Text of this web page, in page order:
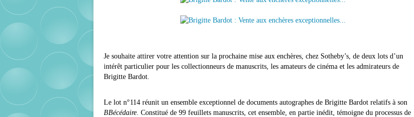
Je souhaite attirer votre attention sur la prochaine mise aux enchères, chez Sotheby’s, de deux lots d’un
intérêt particulier pour les collectionneurs de manuscrits, les amateurs de cinéma et les admirateurs de
Brigitte Bardot.
Le lot n°114 réunit un ensemble exceptionnel de documents autographes de Brigitte Bardot relatifs à son
BBécédaire. Constitué de 99 feuillets manuscrits, cet ensemble, en partie inédit, témoigne du processus de